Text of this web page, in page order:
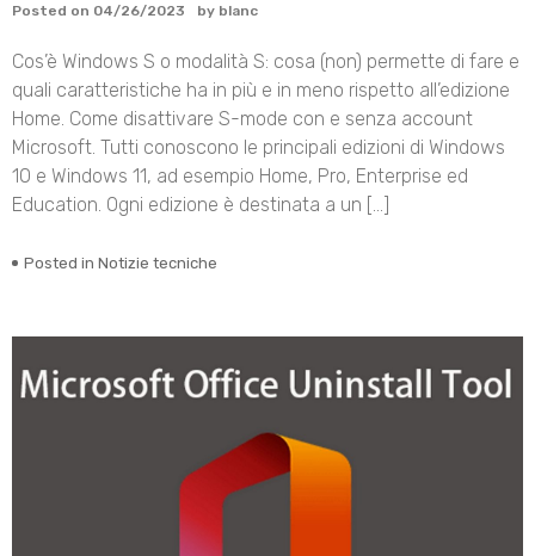
Posted on 04/26/2023 by blanc
Cos’è Windows S o modalità S: cosa (non) permette di fare e
quali caratteristiche ha in più e in meno rispetto all’edizione
Home. Come disattivare S-mode con e senza account
Microsoft. Tutti conoscono le principali edizioni di Windows
10 e Windows 11, ad esempio Home, Pro, Enterprise ed
Education. Ogni edizione è destinata a un […]
Posted in Notizie tecniche